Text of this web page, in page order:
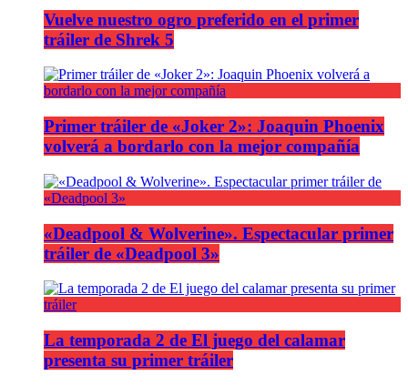
Vuelve nuestro ogro preferido en el primer
tráiler de Shrek 5
Primer tráiler de «Joker 2»: Joaquin Phoenix
volverá a bordarlo con la mejor compañía
«Deadpool & Wolverine». Espectacular primer
tráiler de «Deadpool 3»
La temporada 2 de El juego del calamar
presenta su primer tráiler